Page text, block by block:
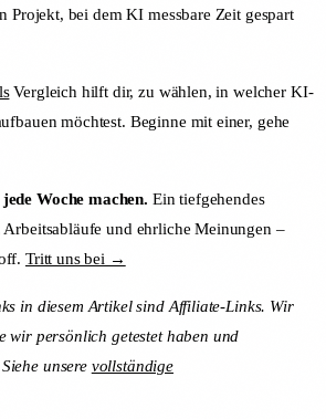
Projekt, bei dem KI messbare Zeit gespart
Vergleich hilft dir, zu wählen, in welcher KI-
möchtest. Beginne mit einer, gehe
Woche machen. Ein tiefgehendes
und ehrliche Meinungen –
Tritt uns bei →
in diesem Artikel sind Affiliate-Links. Wir
wir persönlich getestet haben und
unsere vollständige